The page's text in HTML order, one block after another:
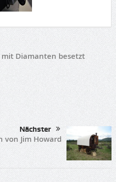
Diamanten besetzt
Nächster
von Jim Howard